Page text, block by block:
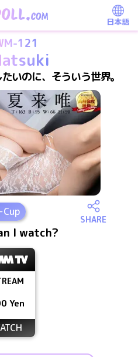
日本語
121
いのに、そういう世界。
-Cup
SHARE
I watch?
Yen